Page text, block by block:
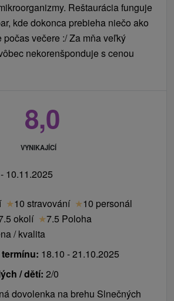
Reštaurácia funguje
kde dokonca prebieha niečo ako
počas večere :/ Za mňa veľký
nekorenšponduje s cenou
8,0
VYNIKAJÍCÍ
10.11.2025
★10 stravování ★10 personál
okolí ★7.5 Poloha
/ kvalita
18.10 - 21.10.2025
/ dětí: 2/0
dovolenka na brehu Slnečných